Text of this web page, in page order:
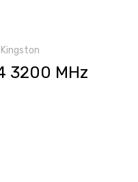
3200 MHz